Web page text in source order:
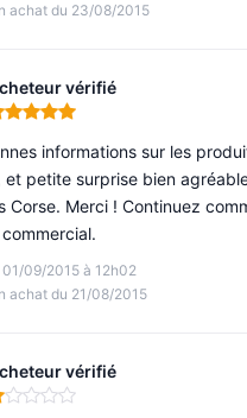
achat du 23/08/2015
vérifié
: 5 sur 5
01/09/2015 à 12h02
achat du 21/08/2015
informations sur les
et petite surprise bien
Corse. Merci ! Continuez
vérifié
: 1 sur 5